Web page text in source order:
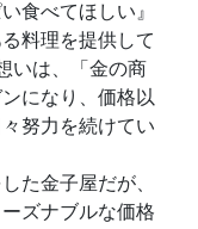
食べてほしい』
料理を提供して
いは、「金の商
になり、価格以
努力を続けてい
た金子屋だが、
ズナブルな価格